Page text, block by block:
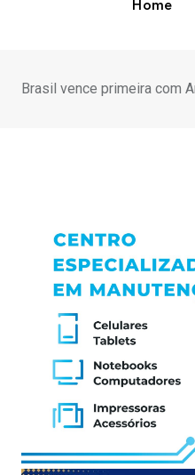
Home
Brasil vence primeira com